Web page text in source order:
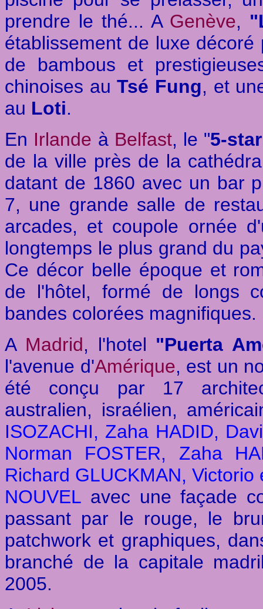
prendre le thé... A Genève,
établissement de luxe
de bambous et
chinoises auTsé Fung, et
au Loti.
En Irlande à Belfast, le "5-
de la ville près de la
datant de 1860 avec un bar
7, une grande salle de
arcades, et coupole ornée
longtemps le plus grand du
Ce décor belle époque et
de l'hôtel, formé de longs
bandes colorées magnifiques.
A Madrid, l'hotel "Puerta
l'avenue d'Amérique, est un
été conçu par 17
australien, israélien,
ISOZACHI, Zaha HADID,
Norman FOSTER, Zaha
Richard GLUCKMAN,
NOUVEL avec une façade
passant par le rouge, le
patchwork et graphiques,
branché de la capitale
2005.